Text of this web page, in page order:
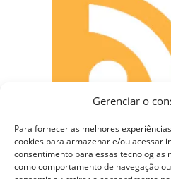
Gerenciar o
Para fornecer as melhores
cookies para armazenar e/ou acessar
consentimento para essas tecnologias
como comportamento de navegação